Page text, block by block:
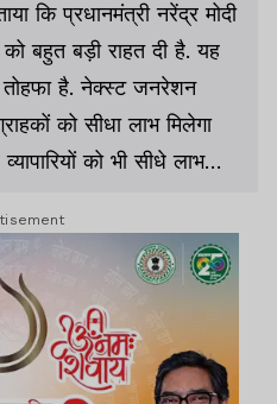
कि प्रधानमंत्री नरेंद्र मोदी
बहुत बड़ी राहत दी है. यह
है. नेक्स्ट जनरेशन
को सीधा लाभ मिलेगा
को भी सीधे लाभ